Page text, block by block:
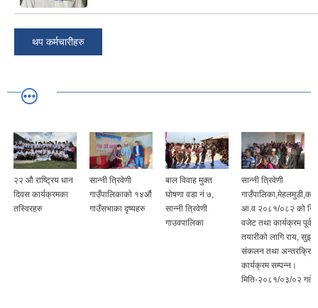
थप कर्मचारीहरु
२२ औ राष्ट्रिय धान
दिवस कार्यक्रमका
तस्विरहरु
सान्नी त्रिवेणी
गाउँपालिकाको १४औं
गाउँसभाका दृष्यहरु
बाल विवाह मुक्त
घोषणा वडा नं ७,
सान्नी त्रिवेणी
गाउवपालिका
सान्नी त्रिवेणी
आ.व २०८१/०८२ को
वजेट तथा कार्यक्रम पूर्व
तयारीको लागि राय, सुझाव
संकलन तथा अन्तरक्रिया
कार्यक्रम सम्पन्न।
मिति-२०८१/०३/०२ गते